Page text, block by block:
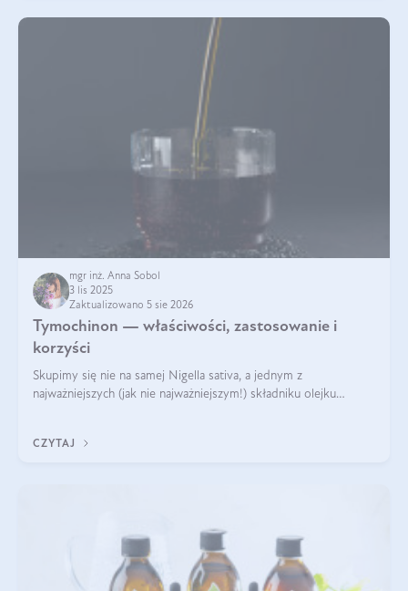
mgr inż. Anna Sobol
3 lis 2025
Zaktualizowano 5 sie 2026
Tymochinon — właściwości, zastosowanie i
korzyści
Skupimy się nie na samej Nigella sativa, a jednym z
najważniejszych (jak nie najważniejszym!) składniku olejku
CZYTAJ